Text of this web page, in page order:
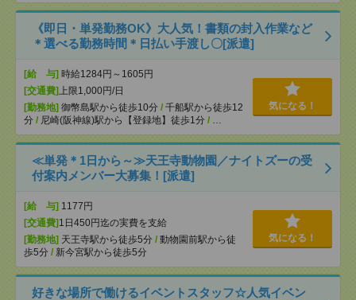
《即日・単発勤務OK》大人気！書類の封入作業など
＊選べる勤務時間＊日払い手渡し〇[派遣]
[給 与] 時給1284円～1605円
[交通費] 上限1,000円/日
[勤務地] 御幣島駅から徒歩10分 / 千船駅から徒歩12
分 / 尼崎(阪神線)駅から【登録地】徒歩1分 / …
気になる！
≪単発＊1日から～≫天王寺動物園／ナイトズーの受
付案内メンバー大募集！[派遣]
[給 与] 1177円
[交通費] 1日450円迄の実費を支給
[勤務地] 天王寺駅から徒歩5分 / 動物園前駅から徒
歩5分 / 新今宮駅から徒歩5分
気になる！
好きな場所で働けるイベントスタッフ☆人気イベン